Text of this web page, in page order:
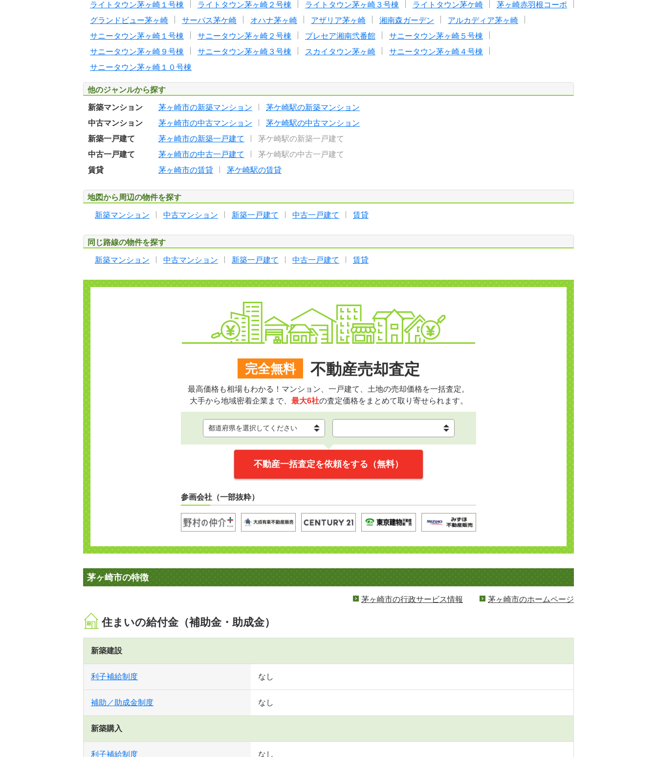
ライトタウン茅ヶ崎１号棟 ライトタウン茅ヶ崎２号棟 ライトタウン茅ヶ崎３号棟 ライトタウン茅ケ崎
茅ヶ崎赤羽根コーポ
グランドビュー茅ヶ崎
サーパス茅ケ崎 オハナ茅ヶ崎 アザリア茅ヶ崎 湘南森ガーデン
アルカディア茅ヶ崎
サニータウン茅ヶ崎１号棟
サニータウン茅ヶ崎２号棟 プレセア湘南弐番館
サニータウン茅ヶ崎５号棟
サニータウン茅ヶ崎９号棟
サニータウン茅ヶ崎３号棟 スカイタウン茅ヶ崎
サニータウン茅ヶ崎４号棟
サニータウン茅ヶ崎１０号棟
他のジャンルから探す
新築マンション 茅ヶ崎市の新築マンション
茅ケ崎駅の新築マンション
中古マンション
茅ヶ崎市の中古マンション
茅ケ崎駅の中古マンション
新築一戸建て
茅ヶ崎市の新築一戸建て
茅ケ崎駅の新築一戸建て
中古一戸建て
茅ヶ崎市の中古一戸建て
茅ケ崎駅の中古一戸建て
賃貸
茅ヶ崎市の賃貸 茅ケ崎駅の賃貸
地図から周辺の物件を探す
新築マンション 中古マンション 新築一戸建て 中古一戸建て 賃貸
同じ路線の物件を探す
新築マンション 中古マンション 新築一戸建て 中古一戸建て 賃貸
完全無料 不動産売却査定
最高価格も相場もわかる！マンション、一戸建て、土地の売却価格を一括査定。
大手から地域密着企業まで、 最大6社の査定価格をまとめて取り寄せられます。
不動産一括査定を依頼をする（無料）
参画会社（一部抜粋）
茅ヶ崎市の特徴
茅ヶ崎市の行政サービス情報 茅ヶ崎市のホームページ
住まいの給付金（補助金・助成金）
新築建設
利子補給制度 なし
補助／助成金制度 なし
新築購入
利子補給制度 なし